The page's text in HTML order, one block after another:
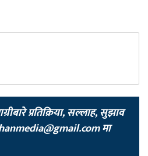
प्रतिक्रिया, सल्लाह, सुझाव
मा